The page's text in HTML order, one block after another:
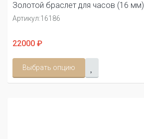
Золотой браслет для часов (16 мм)
Артикул:16186
22000 ₽
Выбрать опцию